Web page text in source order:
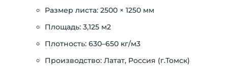
Размер листа: 2500 × 1250 мм
Площадь: 3,125 м2
Плотность: 630–650 кг/м3
Производство: Латат, Россия (г.Томск)